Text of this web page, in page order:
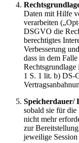
Daten mit Hilfe
verarbeiten
DSGVO die
berechtigtes
Verbesserung
dass in dem
Rechtsgrundlage
1 S. 1 lit. b) DS-
Speicherdauer/
sobald sie für
nicht mehr
zur
jeweilige Session